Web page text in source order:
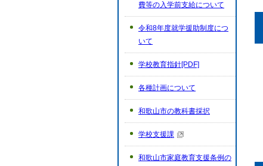
費等の入学前支給について
令和8年度就学援助制度につ
いて
学校教育指針[PDF]
各種計画について
和歌山市の教科書採択
学校支援課
和歌山市家庭教育支援条例の